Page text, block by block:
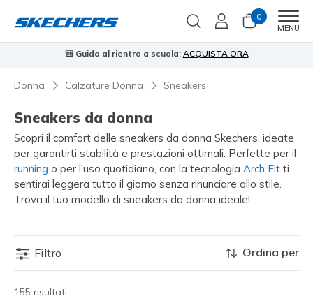
0
MENU
🎒 Guida al rientro a scuola: ACQUISTA ORA
Donna Calzature Donna Sneakers
Sneakers da donna
Scopri il comfort delle sneakers da donna Skechers, ideate
per garantirti stabilità e prestazioni ottimali. Perfette per il
running o per l’uso quotidiano, con la tecnologia Arch Fit ti
sentirai leggera tutto il giorno senza rinunciare allo stile.
Trova il tuo modello di sneakers da donna ideale!
Filtro
155 risultati
Ordina per